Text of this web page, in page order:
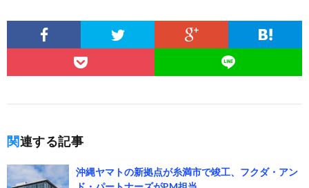
関連する記事
沖縄ヤマトの新拠点が糸満市で竣工、フクダ・アン